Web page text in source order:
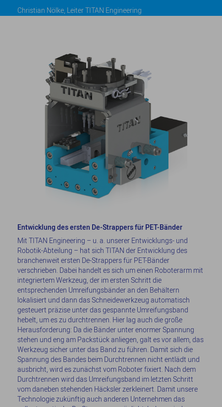
Christian Nölke, Leiter TITAN Engineering
Entwicklung des ersten De-Strappers für PET-Bänder
Mit TITAN Engineering – u. a. unserer Entwicklungs- und
Robotik-Abteilung – hat sich TITAN der Entwicklung des
branchenweit ersten De-Strappers für PET-Bänder
verschrieben. Dabei handelt es sich um einen Roboterarm mit
integriertem Werkzeug, der im ersten Schritt die
entsprechenden Umreifungsbänder an den Behältern
lokalisiert und dann das Schneidewerkzeug automatisch
gesteuert präzise unter das gespannte Umreifungsband
hebelt, um es zu durchtrennen. Hier lag auch die große
Herausforderung: Da die Bänder unter enormer Spannung
stehen und eng am Packstück anliegen, galt es vor allem, das
Werkzeug sicher unter das Band zu führen. Damit sich die
Spannung des Bandes beim Durchtrennen nicht entlädt und
ausbricht, wird es zunächst vom Roboter fixiert. Nach dem
Durchtrennen wird das Umreifungsband im letzten Schritt
vom daneben stehenden Häcksler zerkleinert. Damit unsere
Technologie zukünftig auch anderen Unternehmen das